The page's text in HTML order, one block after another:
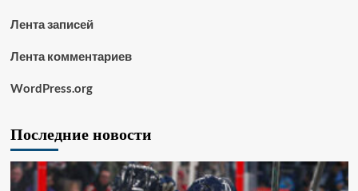
Лента записей
Лента комментариев
WordPress.org
Последние новости